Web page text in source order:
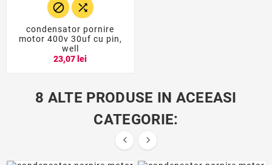
 
condensator pornire
motor 400v 30uf cu pin,
well
23,07 lei
8 ALTE PRODUSE IN ACEEASI
CATEGORIE:
 